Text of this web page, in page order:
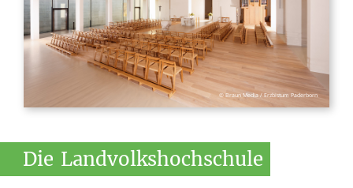
© Braun Media / Erzbistum Paderborn
Die Landvolkshochschule